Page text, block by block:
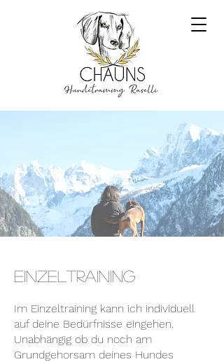
Einzeltraining
Im Einzeltraining kann ich individuell
auf deine Bedürfnisse eingehen.
Unabhängig ob du noch am
Grundgehorsam deines Hundes